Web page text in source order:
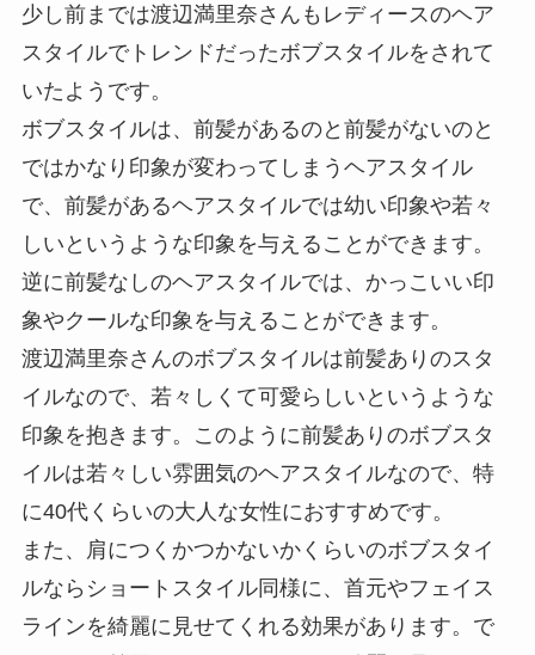
少し前までは渡辺満里奈さんもレディースのヘア
スタイルでトレンドだったボブスタイルをされて
いたようです。
ボブスタイルは、前髪があるのと前髪がないのと
ではかなり印象が変わってしまうヘアスタイル
で、前髪があるヘアスタイルでは幼い印象や若々
しいというような印象を与えることができます。
逆に前髪なしのヘアスタイルでは、かっこいい印
象やクールな印象を与えることができます。
渡辺満里奈さんのボブスタイルは前髪ありのスタ
イルなので、若々しくて可愛らしいというような
印象を抱きます。このように前髪ありのボブスタ
イルは若々しい雰囲気のヘアスタイルなので、特
に40代くらいの大人な女性におすすめです。
また、肩につくかつかないかくらいのボブスタイ
ルならショートスタイル同様に、首元やフェイス
ラインを綺麗に見せてくれる効果があります。で